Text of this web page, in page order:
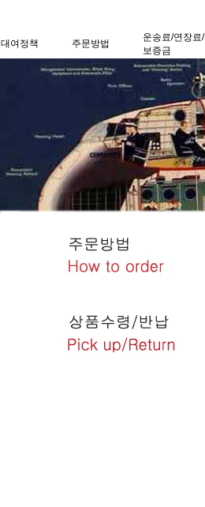
대여정책 주문방법
운송료/연장료/
보증금